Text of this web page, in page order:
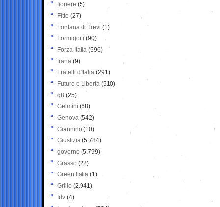
fioriere (5)
Fitto (27)
Fontana di Trevi (1)
Formigoni (90)
Forza Italia (596)
frana (9)
Fratelli d'Italia (291)
Futuro e Libertà (510)
g8 (25)
Gelmini (68)
Genova (542)
Giannino (10)
Giustizia (5.784)
governo (5.799)
Grasso (22)
Green Italia (1)
Grillo (2.941)
Idv (4)